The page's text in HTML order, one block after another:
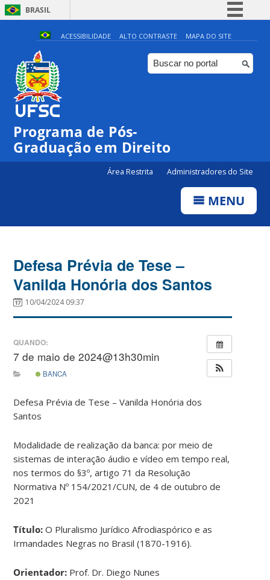
BRASIL
Simplifique!
Comunica BR
Participe
ACESSIBILIDADE ALTO CONTRASTE MAPA DO SITE
Programa de Pós-
Graduação em Direito
Área Restrita Administradores do Site
MENU
Defesa Prévia de Tese –
Vanilda Honória dos Santos
10/04/2024 09:37
QUANDO:
7 de maio de 2024@13h30min
BANCA
Defesa Prévia de Tese – Vanilda Honória dos
Santos
Modalidade de realização da banca: por meio de
sistemas de interação áudio e vídeo em tempo real,
nos termos do §3º, artigo 71 da Resolução
Normativa Nº 154/2021/CUN, de 4 de outubro de
2021
Título:O Pluralismo Jurídico Afrodiaspórico e as
Irmandades Negras no Brasil (1870-1916).
Orientador: Prof. Dr. Diego Nunes